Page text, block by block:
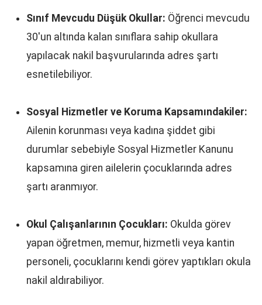
Sınıf Mevcudu Düşük Okullar: Öğrenci mevcudu
30'un altında kalan sınıflara sahip okullara
yapılacak nakil başvurularında adres şartı
esnetilebiliyor.
Sosyal Hizmetler ve Koruma Kapsamındakiler:
Ailenin korunması veya kadına şiddet gibi
durumlar sebebiyle Sosyal Hizmetler Kanunu
kapsamına giren ailelerin çocuklarında adres
şartı aranmıyor.
Okul Çalışanlarının Çocukları: Okulda görev
yapan öğretmen, memur, hizmetli veya kantin
personeli, çocuklarını kendi görev yaptıkları okula
nakil aldırabiliyor.